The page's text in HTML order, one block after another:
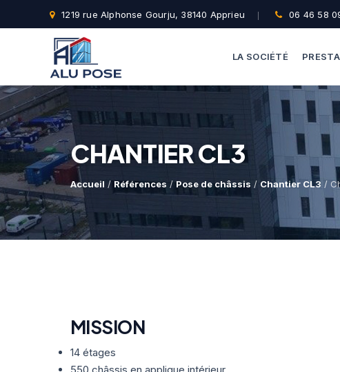
1219 rue Alphonse Gourju, 38140 Apprieu 06 46 58
LA SOCIÉTÉ
Vitrine
CHANTIER CL3
Accueil / Références /Pose de châssis / Chantier CL3 /
MISSION
14 étages